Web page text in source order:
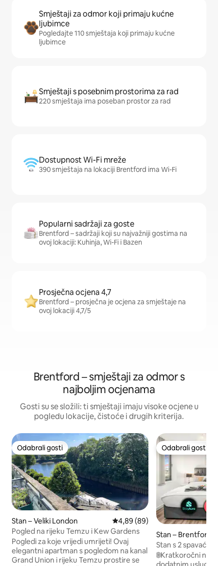
Smještaji za odmor koji primaju kućne
ljubimce
Pogledajte 110 smještaja koji primaju kućne
ljubimce
Smještaji s posebnim prostorima za rad
220 smještaja ima poseban prostor za rad
Dostupnost Wi-Fi mreže
390 smještaja na lokaciji Brentford ima Wi-Fi
Popularni sadržaji za goste
Brentford – sadržaji koji su najvažniji gostima na
ovoj lokaciji: Kuhinja, Wi-Fi i Bazen
Prosječna ocjena 4,7
Brentford – prosječna je ocjena za smještaje na
ovoj lokaciji 4,7/5
Brentford – smještaji za odmor s
najboljim ocjenama
Gosti su se složili: ti smještaji imaju visoke ocjene u
pogledu lokacije, čistoće i drugih kriterija.
Odabrali gosti
Odabrali gosti
Stan – Veliki London Prosječna ocjena: 4,89/5,
4,89 (89)
Pogled na rijeku Temzu i Kew Gardens
Pogledi za koje vrijedi umrijeti! Ovaj
elegantni apartman s pogledom na kanal
Grand Union i rijeku Temzu prostire se
Odabrali gosti
Odabrali gosti
Stan – Brentford
Stan s 2 spavaće
pogledom na
Fi
🌐Kratkoročni